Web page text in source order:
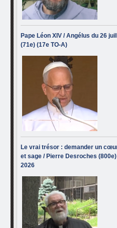
Pape Léon XIV / Angélus du 26
(71e) (17e TO-A)
Le vrai trésor : demander un
et sage / Pierre Desroches
2026